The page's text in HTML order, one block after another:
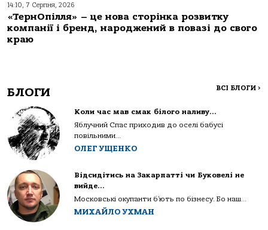
14:10, 7 Серпня, 2026
«ТернОпілля» – це нова сторінка розвитку
компанії і бренд, народжений в повазі до свого
краю
БЛОГИ ВСІ БЛОГИ >
Коли час мав смак білого наливу…
Яблучний Спас приходив до оселі бабусі
повільними...
ОЛЕГ УЩЕНКО
Відсидітись на Закарпатті чи Буковелі не
вийде…
Московські окупанти б’ють по бізнесу. Бо наш...
МИХАЙЛО УХМАН